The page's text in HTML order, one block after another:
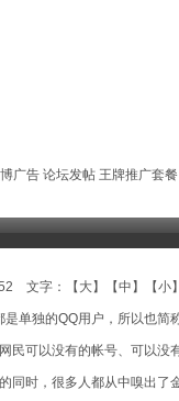
广告 论坛发帖 王牌推广套餐
文字：【 大】【中 】【小
是单独的QQ用户，所以也简
民可以没有的帐号、可以没
同时，很多人都从中嗅出了